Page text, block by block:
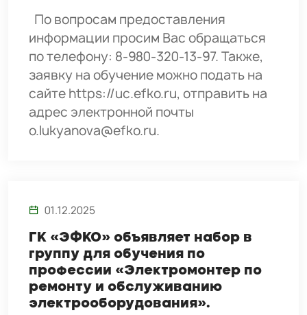
По вопросам предоставления
информации просим Вас обращаться
по телефону: 8-980-320-13-97. Также,
заявку на обучение можно подать на
сайте https://uc.efko.ru, отправить на
адрес электронной почты
o.lukyanova@efko.ru.
01.12.2025
ГК «ЭФКО» объявляет набор в
группу для обучения по
профессии «Электромонтер по
ремонту и обслуживанию
электрооборудования».